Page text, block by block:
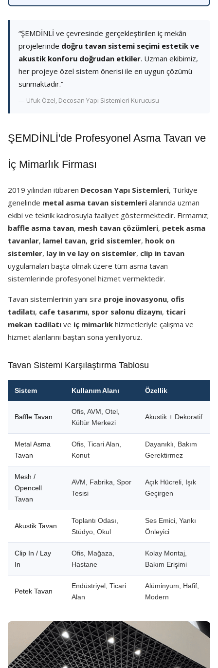
“ŞEMDİNLİ ve çevresinde gerçekleştirilen iç mekân
projelerinde doğru tavan sistemi seçimi estetik ve
akustik konforu doğrudan etkiler. Uzman ekibimiz,
her projeye özel sistem önerisi ile en uygun çözümü
sunmaktadır.”
— Ufuk Özel, Decosan Yapı Sistemleri Kurucusu
ŞEMDİNLİ'de Profesyonel Asma Tavan ve
İç Mimarlık Firması
2019 yılından itibaren Decosan Yapı Sistemleri, Türkiye
genelinde metal asma tavan sistemleri alanında uzman
ekibi ve teknik kadrosuyla faaliyet göstermektedir. Firmamız;
baffle asma tavan, mesh tavan çözümleri, petek asma
tavanlar, lamel tavan, grid sistemler, hook on
sistemler, lay in ve lay on sistemler, clip in tavan
uygulamaları başta olmak üzere tüm asma tavan
sistemlerinde profesyonel hizmet vermektedir.
Tavan sistemlerinin yanı sıra proje inovasyonu, ofis
tadilatı, cafe tasarımı, spor salonu dizaynı, ticari
mekan tadilatı ve iç mimarlık hizmetleriyle çalışma ve
hizmet alanlarını baştan sona yeniliyoruz.
Tavan Sistemi Karşılaştırma Tablosu
Sistem Kullanım Alanı Özellik
Baffle Tavan
Ofis, AVM, Otel,
Kültür Merkezi
Akustik + Dekoratif
Metal Asma
Tavan
Ofis, Ticari Alan,
Konut
Dayanıklı, Bakım
Gerektirmez
Mesh /
Opencell
Tavan
AVM, Fabrika, Spor
Tesisi
Açık Hücreli, Işık
Geçirgen
Akustik Tavan
Toplantı Odası,
Stüdyo, Okul
Ses Emici, Yankı
Önleyici
Clip In / Lay
In
Ofis, Mağaza,
Hastane
Kolay Montaj,
Bakım Erişimi
Petek Tavan
Endüstriyel, Ticari
Alan
Alüminyum, Hafif,
Modern